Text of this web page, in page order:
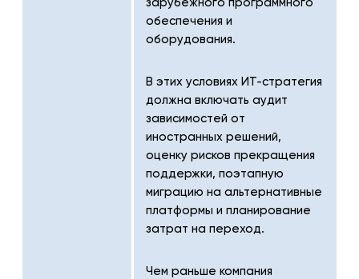
обеспечения и
оборудования.
В этих условиях ИТ-стратегия
должна включать аудит
зависимостей от
иностранных решений,
оценку рисков прекращения
поддержки, поэтапную
миграцию на альтернативные
платформы и планирование
затрат на переход.
Чем раньше компания